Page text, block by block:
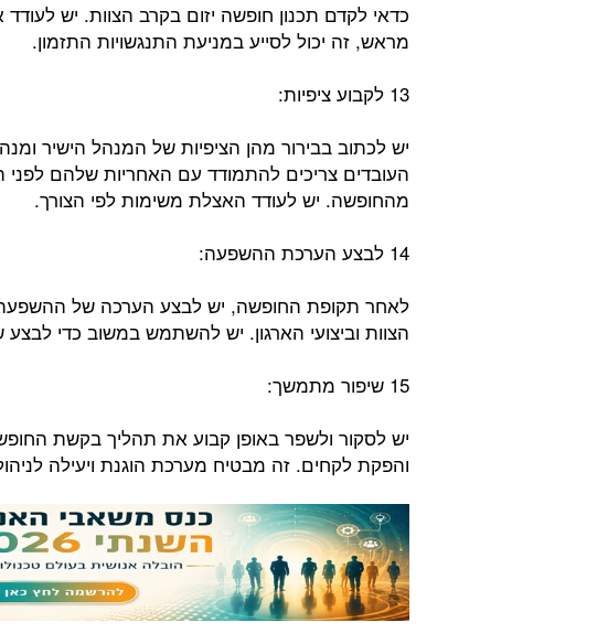
כדאי לקדם תכנון חופשה יזום בקרב הצוות. יש
מראש, זה יכול לסייע במניעת התנגשויות התזמון.
13 לקבוע ציפיות:
יש לכתוב בבירור מהן הציפיות של המנהל הישיר
העובדים צריכים להתמודד עם האחריות שלהם
מהחופשה. יש לעודד האצלת משימות לפי הצורך.
14 לבצע הערכת ההשפעה:
לאחר תקופת החופשה, יש לבצע הערכה של
הצוות וביצועי הארגון. יש להשתמש במשוב כדי לבצע
15 שיפור מתמשך:
יש לסקור ולשפר באופן קבוע את תהליך בקשת
והפקת לקחים. זה מבטיח מערכת הוגנת ויעילה